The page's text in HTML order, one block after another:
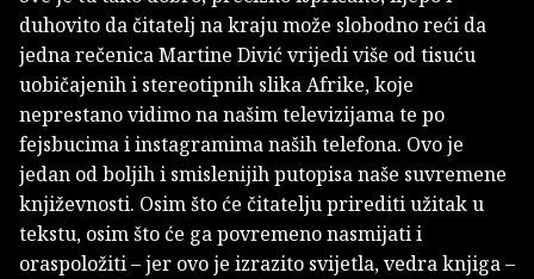
duhovito da čitatelj na kraju može slobodno reći da
jedna rečenica Martine Divić vrijedi više od tisuću
uobičajenih i stereotipnih slika Afrike, koje
neprestano vidimo na našim televizijama te po
fejsbucima i instagramima naših telefona. Ovo je
jedan od boljih i smislenijih putopisa naše suvremene
književnosti. Osim što će čitatelju prirediti užitak u
tekstu, osim što će ga povremeno nasmijati i
oraspoložiti – jer ovo je izrazito svijetla, vedra knjiga –